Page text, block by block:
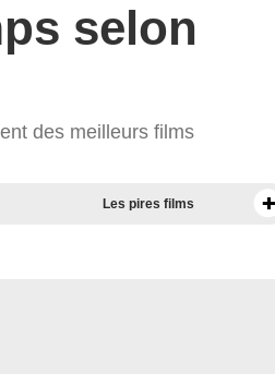
selon
des meilleurs films
Les pires films